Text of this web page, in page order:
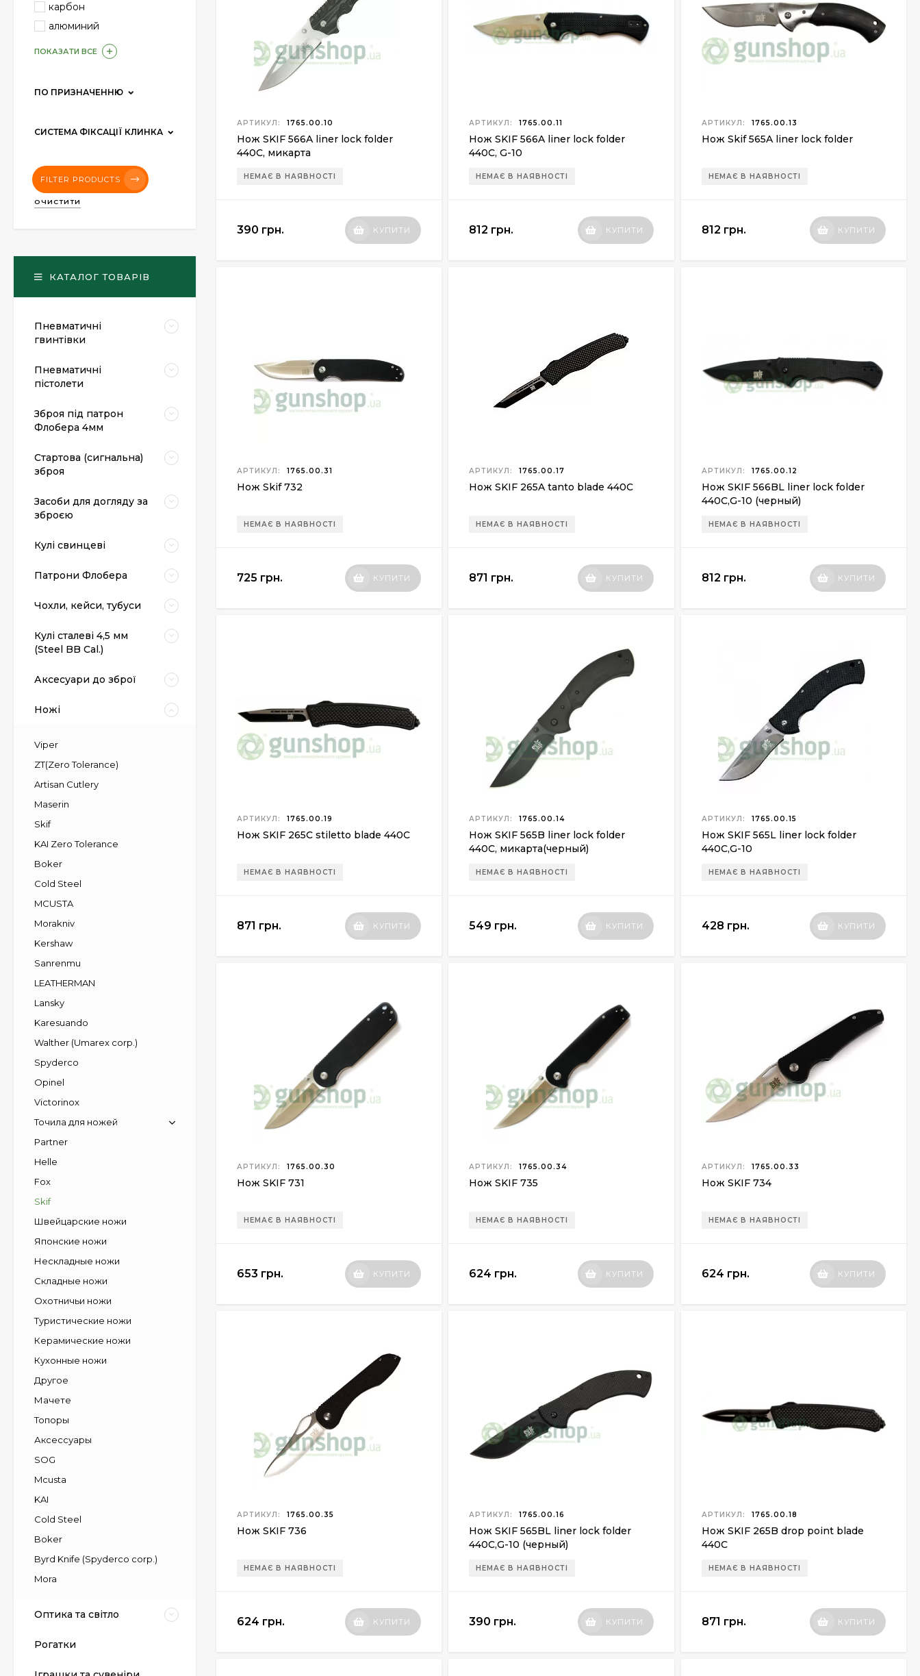
АРТИКУЛ: 1765.00.10
Нож SKIF 566A liner lock folder
440C, микарта
НЕМАЄ В НАЯВНОСТІ
390 грн. КУПИТИ
АРТИКУЛ: 1765.00.11
Нож SKIF 566A liner lock folder
440C, G-10
НЕМАЄ В НАЯВНОСТІ
812 грн. КУПИТИ
АРТИКУЛ: 1765.00.13
Нож Skif 565A liner lock folder
НЕМАЄ В НАЯВНОСТІ
812 грн. КУПИТИ
АРТИКУЛ: 1765.00.31
Нож Skif 732
НЕМАЄ В НАЯВНОСТІ
725 грн. КУПИТИ
АРТИКУЛ: 1765.00.17
Нож SKIF 265A tanto blade 440С
НЕМАЄ В НАЯВНОСТІ
871 грн. КУПИТИ
АРТИКУЛ: 1765.00.12
Нож SKIF 566BL liner lock folder
440С,G-10 (черный)
НЕМАЄ В НАЯВНОСТІ
812 грн. КУПИТИ
АРТИКУЛ: 1765.00.19
Нож SKIF 265C stiletto blade 440С
НЕМАЄ В НАЯВНОСТІ
871 грн. КУПИТИ
АРТИКУЛ: 1765.00.14
Нож SKIF 565B liner lock folder
440C, микарта(черный)
НЕМАЄ В НАЯВНОСТІ
549 грн. КУПИТИ
АРТИКУЛ: 1765.00.15
Нож SKIF 565L liner lock folder
440С,G-10
НЕМАЄ В НАЯВНОСТІ
428 грн. КУПИТИ
АРТИКУЛ: 1765.00.30
Нож SKIF 731
НЕМАЄ В НАЯВНОСТІ
653 грн. КУПИТИ
АРТИКУЛ: 1765.00.34
Нож SKIF 735
НЕМАЄ В НАЯВНОСТІ
624 грн. КУПИТИ
АРТИКУЛ: 1765.00.33
Нож SKIF 734
НЕМАЄ В НАЯВНОСТІ
624 грн. КУПИТИ
АРТИКУЛ: 1765.00.35
Нож SKIF 736
НЕМАЄ В НАЯВНОСТІ
624 грн. КУПИТИ
АРТИКУЛ: 1765.00.16
Нож SKIF 565BL liner lock folder
440С,G-10 (черный)
НЕМАЄ В НАЯВНОСТІ
390 грн. КУПИТИ
АРТИКУЛ: 1765.00.18
Нож SKIF 265B drop point blade
440С
НЕМАЄ В НАЯВНОСТІ
871 грн. КУПИТИ
карбон
алюминий
ПОКАЗАТИ ВСЕ
ПО ПРИЗНАЧЕННЮ
СИСТЕМА ФІКСАЦІЇ КЛИНКА
FILTER PRODUCTS
ОЧИСТИТИ
КАТАЛОГ ТОВАРІВ
Пневматичні
гвинтівки
Пневматичні
пістолети
Зброя під патрон
Флобера 4мм
Стартова (сигнальна)
зброя
Засоби для догляду за
зброєю
Кулі свинцеві
Патрони Флобера
Чохли, кейси, тубуси
Кулі сталеві 4,5 мм
(Steel BB Cal.)
Аксесуари до зброї
Ножі
Viper
ZT(Zero Tolerance)
Artisan Cutlery
Maserin
Skif
KAI Zero Tolerance
Boker
Cold Steel
MCUSTA
Morakniv
Kershaw
Sanrenmu
LEATHERMAN
Lansky
Karesuando
Walther (Umarex corp.)
Spyderco
Opinel
Victorinox
Точила для ножей
Partner
Helle
Fox
Skif
Швейцарские ножи
Японские ножи
Нескладные ножи
Складные ножи
Охотничьи ножи
Туристические ножи
Керамические ножи
Кухонные ножи
Другое
Мачете
Топоры
Аксессуары
SOG
Mcusta
KAI
Cold Steel
Boker
Byrd Knife (Spyderco corp.)
Mora
Оптика та світло
Рогатки